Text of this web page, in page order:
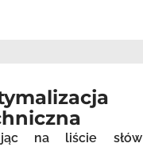
na liście słów